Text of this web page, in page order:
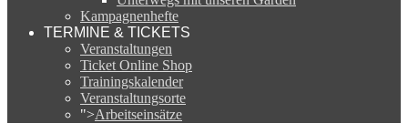
Kampagnenhefte
TERMINE & TICKETS
Veranstaltungen
Ticket Online Shop
Trainingskalender
Veranstaltungsorte
">Arbeitseinsätze